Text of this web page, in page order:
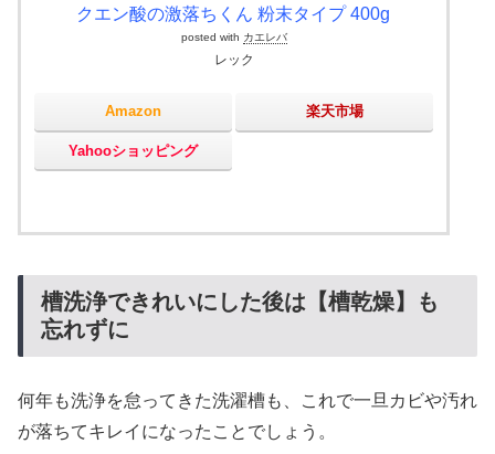
クエン酸の激落ちくん 粉末タイプ 400g
posted with カエレバ
レック
Amazon 楽天市場
Yahooショッピング
槽洗浄できれいにした後は【槽乾燥】も
忘れずに
何年も洗浄を怠ってきた洗濯槽も、これで一旦カビや汚れ
が落ちてキレイになったことでしょう。